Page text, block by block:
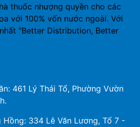
thuốc nhượng quyền cho các
với 100% vốn nước ngoài. Với
"Better Distribution, Better
461 Lý Thái Tổ, Phường Vườn
Hồng: 334 Lê Văn Lương, Tổ 7 -